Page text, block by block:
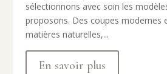
sélectionnons avec soin les
proposons. Des coupes modernes
matières naturelles,...
En savoir plus